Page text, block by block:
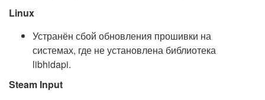
Linux
Устранён сбой обновления прошивки на
системах, где не установлена библиотека
libhidapi.
Steam Input